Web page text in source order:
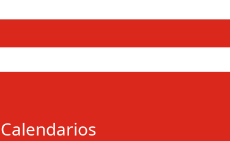
Calendarios